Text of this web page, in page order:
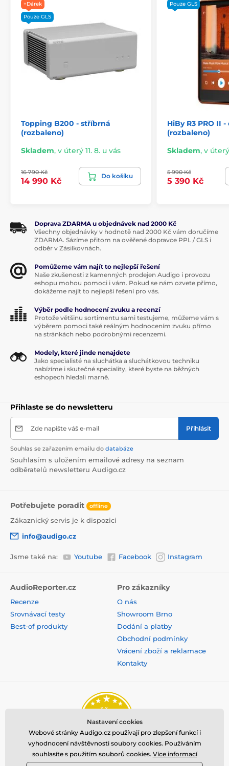
+Dárek
Pouze GLS
Topping B200 - stříbrná
(rozbaleno)
Skladem, v úterý 11. 8. u vás
16 790 Kč
14 990 Kč
Do košíku
Pouze GLS
HiBy R3 PRO II
(rozbaleno)
Skladem, v úterý
5 990 Kč
5 390 Kč
Doprava ZDARMA u objednávek nad 2000 Kč
Všechny objednávky v hodnotě nad 2000 Kč vám doručíme
ZDARMA. Sázíme přitom na ověřené dopravce PPL / GLS i
odběr v Zásilkovnách.
Pomůžeme vám najít to nejlepší řešení
Naše zkušenosti z kamenných prodejen Audigo i provozu
eshopu mohou pomoci i vám. Pokud se nám ozvete přímo,
dokážeme najít to nejlepší řešení pro vás.
Výběr podle hodnocení zvuku a recenzí
Protože většinu sortimentu sami testujeme, můžeme vám s
výběrem pomoci také reálným hodnocením zvuku přímo
na stránkách nebo podrobnými recenzemi.
Modely, které jinde nenajdete
Jako specialisté na sluchátka a sluchátkovou techniku
nabízíme i skutečné speciality, které byste na běžných
eshopech hledali marně.
Přihlaste se do newsletteru
Zde napište váš e-mail Přihlásit
Souhlas se zařazením emailu do databáze
Souhlasím s uložením emailové adresy na seznam
odběratelů newsletteru Audigo.cz
Potřebujete poradit offline
Zákaznický servis je k dispozici
info@audigo.cz
Jsme také na: Youtube Facebook Instagram
AudioReporter.cz
Recenze
Srovnávací testy
Best-of produkty
Pro zákazníky
O nás
Showroom Brno
Dodání a platby
Obchodní podmínky
Vrácení zboží a reklamace
Kontakty
Nastavení cookies
Webové stránky Audigo.cz používají pro zlepšení funkcí i
vyhodnocení návštěvnosti soubory cookies. Používáním
souhlasíte s použitím souborů cookies. Více informací